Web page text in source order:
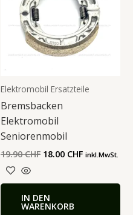
Elektromobil Ersatzteile
Bremsbacken
Elektromobil
Seniorenmobil
19.90CHF 18.00 CHF inkl.MwSt.
IN DEN
WARENKORB